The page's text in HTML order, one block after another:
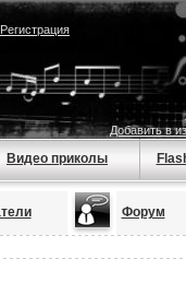
Регистрация
Добавить в
Видео приколы
Форум